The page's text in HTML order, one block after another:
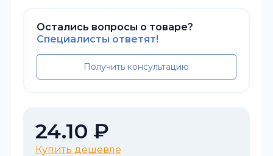
Остались вопросы о товаре?
Специалисты ответят!
Получить консультацию
24.10 ₽
Купить дешевле